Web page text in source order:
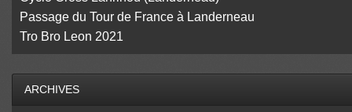
Passage du Tour de France à Landerneau
Tro Bro Leon 2021
ARCHIVES